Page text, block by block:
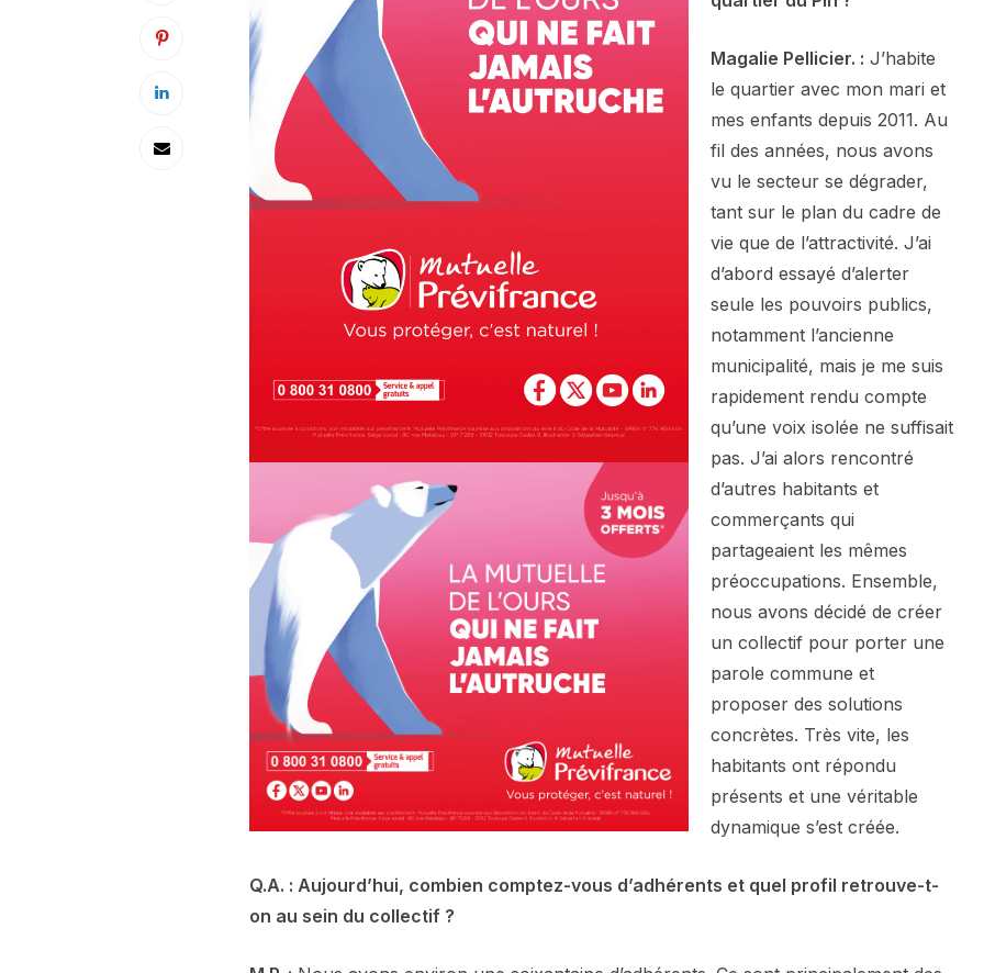
Magalie Pellicier. : J’habite
le quartier avec mon mari et
mes enfants depuis 2011. Au
fil des années, nous avons
vu le secteur se dégrader,
tant sur le plan du cadre de
vie que de l’attractivité. J’ai
d’abord essayé d’alerter
seule les pouvoirs publics,
notamment l’ancienne
municipalité, mais je me suis
rapidement rendu compte
qu’une voix isolée ne suffisait
pas. J’ai alors rencontré
d’autres habitants et
commerçants qui
partageaient les mêmes
préoccupations. Ensemble,
nous avons décidé de créer
un collectif pour porter une
parole commune et
proposer des solutions
concrètes. Très vite, les
habitants ont répondu
présents et une véritable
dynamique s’est créée.
Q.A. : Aujourd’hui, combien comptez-vous d’adhérents et quel profil retrouve-t-
on au sein du collectif ?